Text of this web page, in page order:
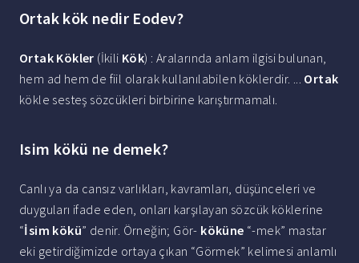
Ortak kök nedir Eodev?
Ortak Kökler (İkili Kök) : Aralarında anlam ilgisi bulunan,
hem ad hem de fiil olarak kullanılabilen köklerdir. ... Ortak
kökle sesteş sözcükleri birbirine karıştırmamalı.
Isim kökü ne demek?
Canlı ya da cansız varlıkları, kavramları, düşünceleri ve
duyguları ifade eden, onları karşılayan sözcük köklerine
“İsim kökü” denir. Örneğin; Gör- köküne “-mek” mastar
eki getirdiğimizde ortaya çıkan “Görmek” kelimesi anlamlı